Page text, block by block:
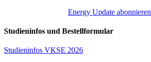
Energy Update abonnieren
Studieninfos und Bestellformular
Studieninfos VKSE 2026